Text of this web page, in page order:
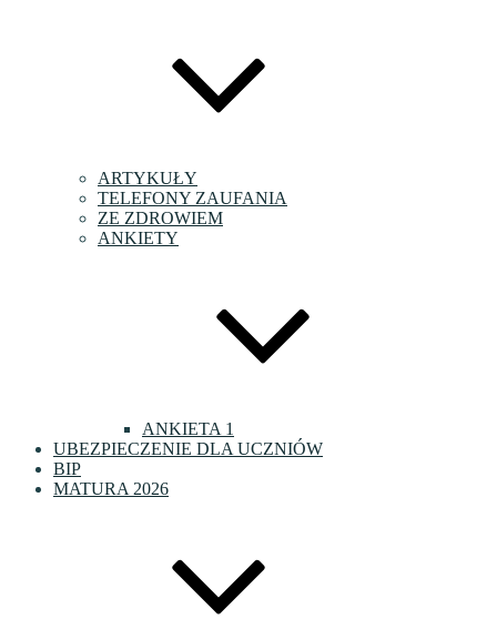
ARTYKUŁY
TELEFONY ZAUFANIA
ZE ZDROWIEM
ANKIETY
ANKIETA 1
UBEZPIECZENIE DLA UCZNIÓW
BIP
MATURA 2026